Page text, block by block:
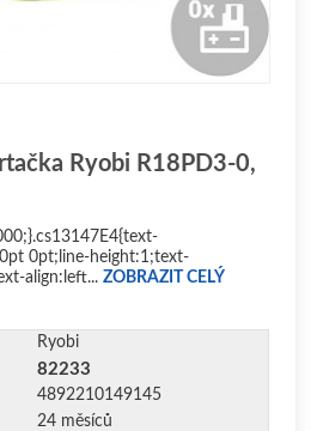
Ryobi R18PD3-0,
0pt;line-height:1;text-
align:left... ZOBRAZIT CELÝ
Ryobi
82233
4892210149145
24 měsíců